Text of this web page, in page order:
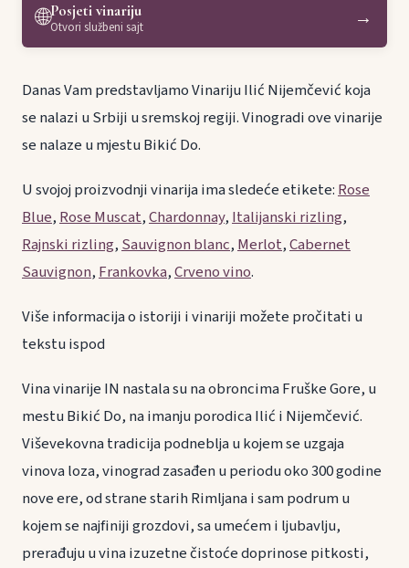
🌐Posjeti vinariju
Otvori službeni sajt →
Danas Vam predstavljamo Vinariju Ilić Nijemčević koja
se nalazi u Srbiji u sremskoj regiji. Vinogradi ove vinarije
se nalaze u mjestu Bikić Do.
U svojoj proizvodnji vinarija ima sledeće etikete:Rose
Blue,Rose Muscat,Chardonnay,Italijanski rizling,
Rajnski rizling,Sauvignon blanc,Merlot,Cabernet
Sauvignon,Frankovka,Crveno vino.
Više informacija o istoriji i vinariji možete pročitati u
tekstu ispod
Vina vinarije IN nastala su na obroncima Fruške Gore, u
mestu Bikić Do, na imanju porodica Ilić i Nijemčević.
Viševekovna tradicija podneblja u kojem se uzgaja
vinova loza, vinograd zasađen u periodu oko 300 godine
nove ere, od strane starih Rimljana i sam podrum u
kojem se najfiniji grozdovi, sa umećem i ljubavlju,
prerađuju u vina izuzetne čistoće doprinose pitkosti,